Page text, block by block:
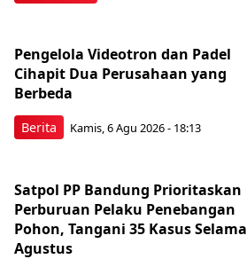
Berita
Pengelola Videotron dan Padel
Cihapit Dua Perusahaan yang
Berbeda
Kamis, 6 Agu 2026 - 18:13
Satpol PP Bandung Prioritaskan
Perburuan Pelaku Penebangan
Pohon, Tangani 35 Kasus Selama
Agustus